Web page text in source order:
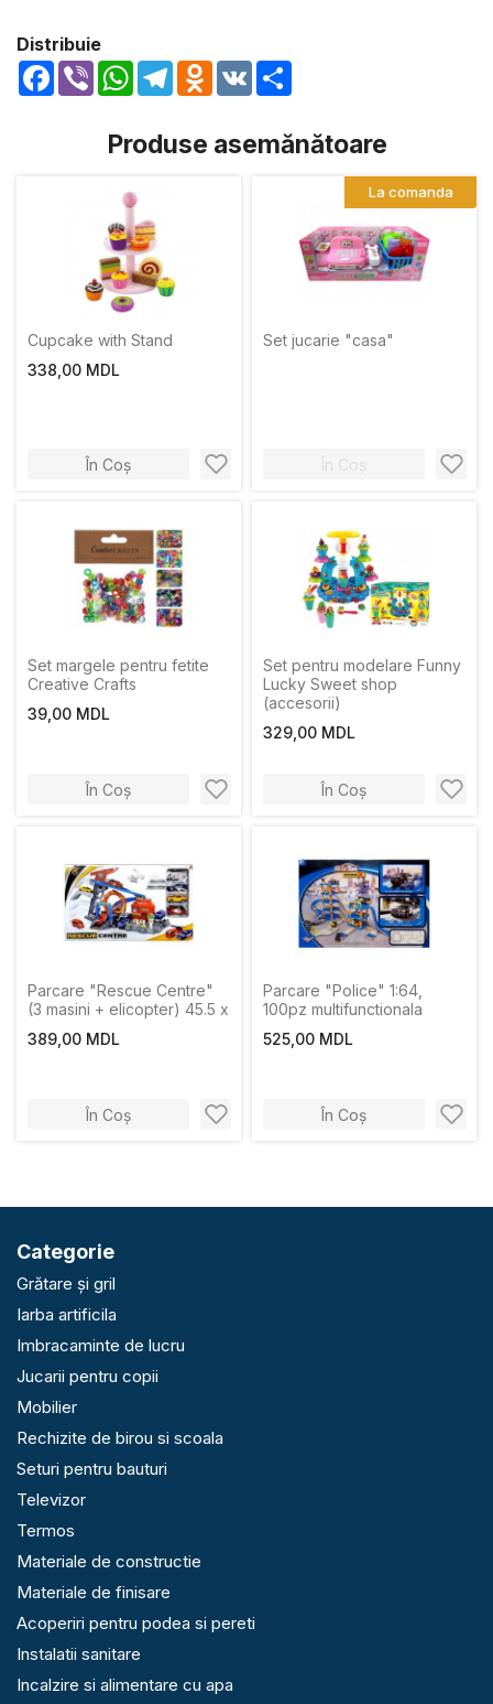
Distribuie
Facebook
Viber WhatsApp
TelegramOdnoklassniki
VK
Produse asemănătoare
Cupcake with Stand
338,00 MDL
În Coș
Set jucarie "casa"
În Coș
La comanda
Set margele pentru fetite
Creative Crafts
39,00 MDL
În Coș
Set pentru modelare Funny
Lucky Sweet shop
(accesorii)
329,00 MDL
În Coș
Parcare "Rescue Centre"
(3 masini + elicopter) 45.5 x
389,00 MDL
În Coș
Parcare "Police" 1:64,
100pz multifunctionala
525,00 MDL
În Coș
Categorie
Grătare și gril
Iarba artificila
Imbracaminte de lucru
Jucarii pentru copii
Mobilier
Rechizite de birou si scoala
Seturi pentru bauturi
Televizor
Termos
Materiale de constructie
Materiale de finisare
Acoperiri pentru podea si pereti
Instalatii sanitare
Incalzire si alimentare cu apa